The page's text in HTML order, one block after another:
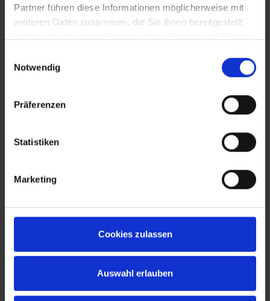
Partner führen diese Informationen möglicherweise mit
weiteren Daten zusammen, die Sie ihnen bereitgestellt
Notwendig
Präferenzen
Statistiken
Marketing
Cookies zulassen
Auswahl erlauben